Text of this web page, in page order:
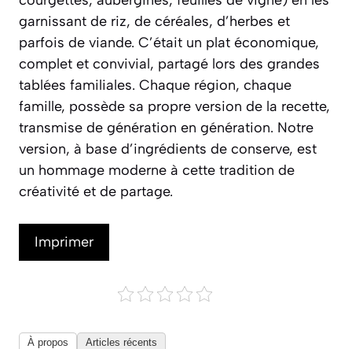
garnissant de riz, de céréales, d’herbes et
parfois de viande. C’était un plat économique,
complet et convivial, partagé lors des grandes
tablées familiales. Chaque région, chaque
famille, possède sa propre version de la recette,
transmise de génération en génération. Notre
version, à base d’ingrédients de conserve, est
un hommage moderne à cette tradition de
créativité et de partage.
Imprimer
À propos Articles récents